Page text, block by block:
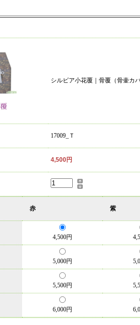
シルビア小花覆｜骨覆（骨壷カバ
17009_Ｔ
4,500円
赤 紫
4,500円
5,000円
5,500円
6,000円